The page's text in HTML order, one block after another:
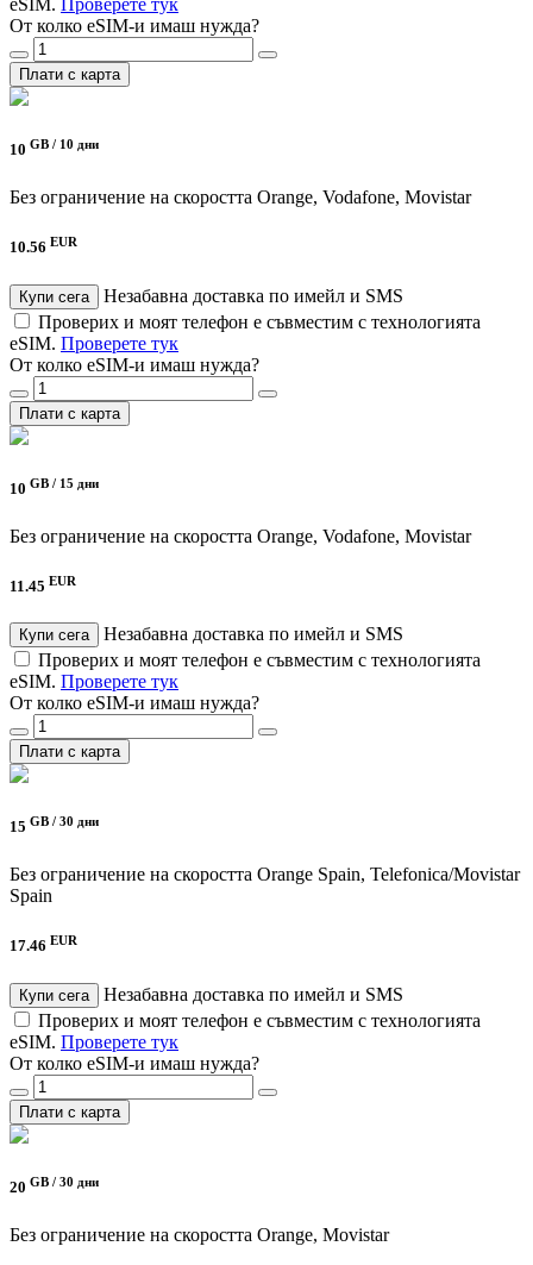
eSIM. Проверете тук
От колко eSIM-и имаш нужда?
Плати с карта
10 GB / 10 дни
Без ограничение на скоростта Orange, Vodafone, Movistar
10.56 EUR
Купи сега
Незабавна доставка по имейл и SMS
Проверих и моят телефон е съвместим с технологията
eSIM. Проверете тук
От колко eSIM-и имаш нужда?
Плати с карта
10 GB / 15 дни
Без ограничение на скоростта Orange, Vodafone, Movistar
11.45 EUR
Купи сега
Незабавна доставка по имейл и SMS
Проверих и моят телефон е съвместим с технологията
eSIM. Проверете тук
От колко eSIM-и имаш нужда?
Плати с карта
15 GB / 30 дни
Без ограничение на скоростта Orange Spain, Telefonica/Movistar
Spain
17.46 EUR
Купи сега
Незабавна доставка по имейл и SMS
Проверих и моят телефон е съвместим с технологията
eSIM. Проверете тук
От колко eSIM-и имаш нужда?
Плати с карта
20 GB / 30 дни
Без ограничение на скоростта Orange, Movistar